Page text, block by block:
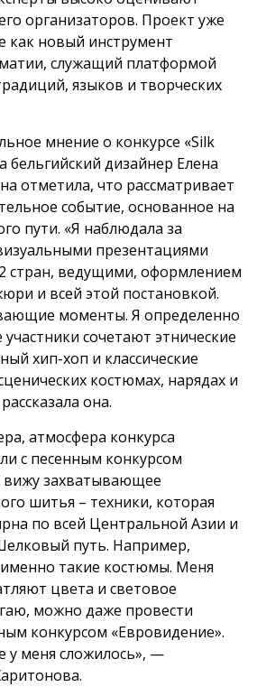
организаторов. Проект уже
как новый инструмент
служащий платформой
языков и творческих
мнение о конкурсе «Silk
бельгийский дизайнер Елена
отметила, что рассматривает
событие, основанное на
пути. «Я наблюдала за
презентациями
стран, ведущими, оформлением
и всей этой постановкой.
моменты. Я определенно
сочетают этнические
хип-хоп и классические
костюмах, нарядах и
она.
атмосфера конкурса
с песенным конкурсом
вижу захватывающее
шитья – техники, которая
по всей Центральной Азии и
путь. Например,
такие костюмы. Меня
цвета и световое
можно даже провести
конкурсом «Евровидение».
у меня сложилось», —